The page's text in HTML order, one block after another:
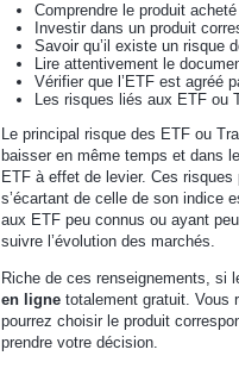
Comprendre le produit acheté
Investir dans un produit
Savoir qu’il existe un risque
Lire attentivement le
Vérifier que l’ETF est agréé
Les risques liés aux ETF ou
Le principal risque des ETF ou
baisser en même temps et dans
ETF à effet de levier. Ces risques
s’écartant de celle de son indice
aux ETF peu connus ou ayant
suivre l’évolution des marchés.
Riche de ces renseignements, si
en ligne totalement gratuit. Vous
pourrez choisir le produit
prendre votre décision.